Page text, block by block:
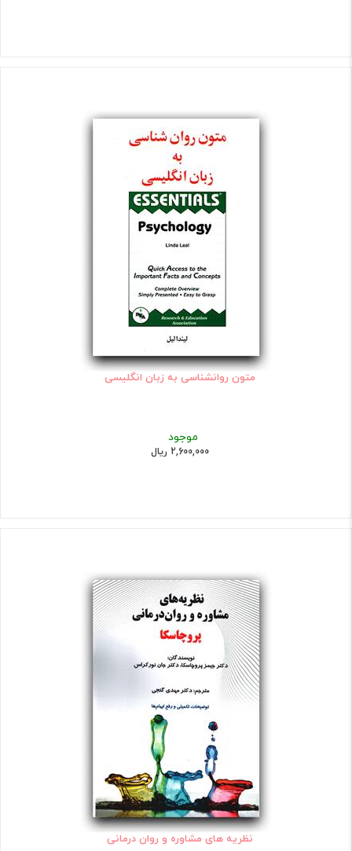
متون روانشناسی به زبان انگلیسی
موجود
2,600,000 ریال
نظریه های مشاوره و روان درمانی